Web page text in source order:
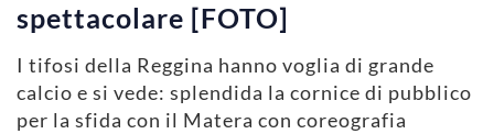
spettacolare [FOTO]
I tifosi della Reggina hanno voglia di grande
calcio e si vede: splendida la cornice di pubblico
per la sfida con il Matera con coreografia